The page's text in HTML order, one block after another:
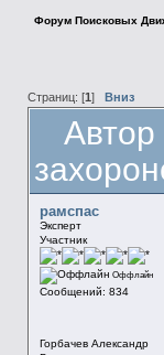
Форум Поисковых
Страниц: [1 ] Вниз
Автор
рамспас
Эксперт
Участник
Оффлайн
Сообщений: 834
Горбачев Александр